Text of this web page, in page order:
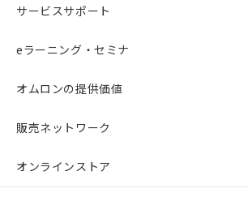
サービスサポート
eラーニング・セミナ
オムロンの提供価値
販売ネットワーク
オンラインストア